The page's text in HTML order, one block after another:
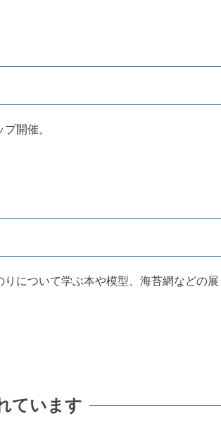
開催。
について学ぶ本や模型、海苔網などの展
ています